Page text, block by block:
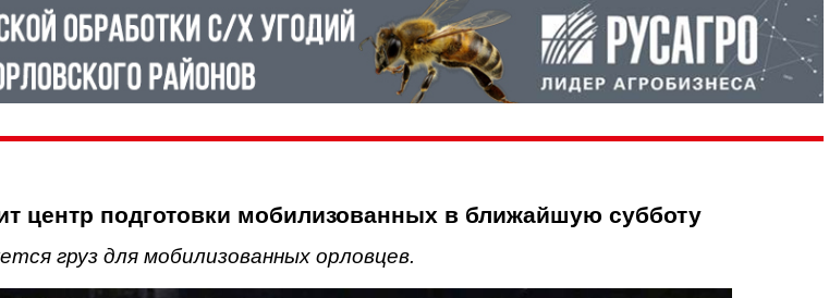
центр подготовки мобилизованных в ближайшую субботу
груз для мобилизованных орловцев.